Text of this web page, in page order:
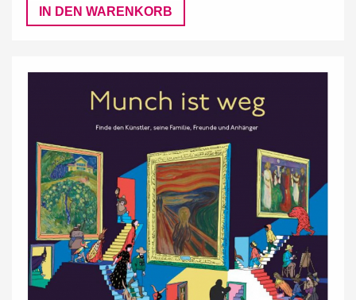
IN DEN WARENKORB